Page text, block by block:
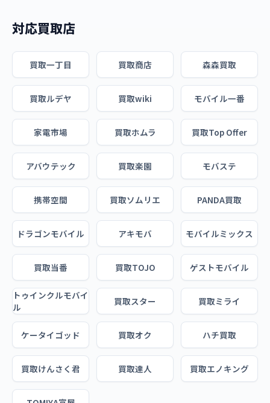
対応買取店
買取一丁目 買取商店 森森買取
買取ルデヤ 買取wiki モバイル一番
家電市場 買取ホムラ 買取Top Offer
アバウテック 買取楽園 モバステ
携帯空間 買取ソムリエ PANDA買取
ドラゴンモバイル アキモバ モバイルミックス
買取当番 買取TOJO ゲストモバイル
トゥインクルモバイ
ル
買取スター 買取ミライ
ケータイゴッド 買取オク ハチ買取
買取けんさく君 買取達人 買取エノキング